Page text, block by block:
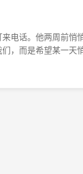
电话。他两周前悄
，而是希望某一天
以还是先来了电话
（我们最近正为了